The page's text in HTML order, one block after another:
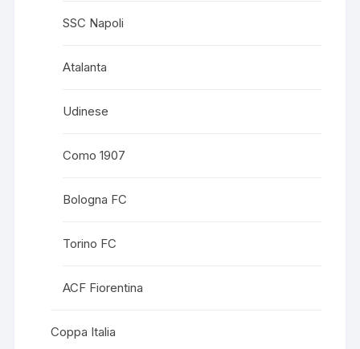
SSC Napoli
Atalanta
Udinese
Como 1907
Bologna FC
Torino FC
ACF Fiorentina
Coppa Italia